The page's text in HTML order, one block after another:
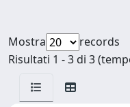
Mostra
records
Risultati 1 - 3 di 3